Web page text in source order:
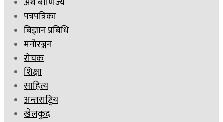
पत्रपत्रिका
बिज्ञान प्रबिधि
मनोरञ्जन
रोचक
शिक्षा
साहित्य
अन्तराष्ट्रिय
खेलकुद